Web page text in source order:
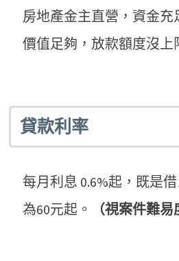
房地產金主直營，資金
價值足夠，放款額度沒上
貸款利率
每月利息 0.6%起，既是
為60元起。
（視案件難易